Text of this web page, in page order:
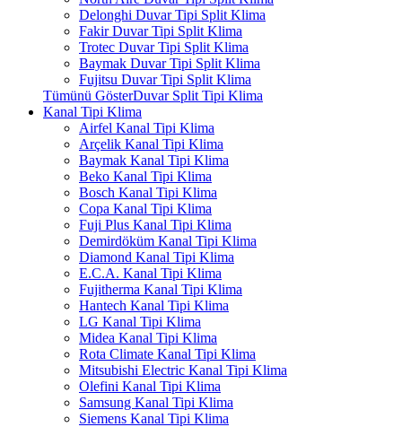
Delonghi Duvar Tipi Split Klima
Fakir Duvar Tipi Split Klima
Trotec Duvar Tipi Split Klima
Baymak Duvar Tipi Split Klima
Fujitsu Duvar Tipi Split Klima
Tümünü GösterDuvar Split Tipi Klima
Kanal Tipi Klima
Airfel Kanal Tipi Klima
Arçelik Kanal Tipi Klima
Baymak Kanal Tipi Klima
Beko Kanal Tipi Klima
Bosch Kanal Tipi Klima
Copa Kanal Tipi Klima
Fuji Plus Kanal Tipi Klima
Demirdöküm Kanal Tipi Klima
Diamond Kanal Tipi Klima
E.C.A. Kanal Tipi Klima
Fujitherma Kanal Tipi Klima
Hantech Kanal Tipi Klima
LG Kanal Tipi Klima
Midea Kanal Tipi Klima
Rota Climate Kanal Tipi Klima
Mitsubishi Electric Kanal Tipi Klima
Olefini Kanal Tipi Klima
Samsung Kanal Tipi Klima
Siemens Kanal Tipi Klima